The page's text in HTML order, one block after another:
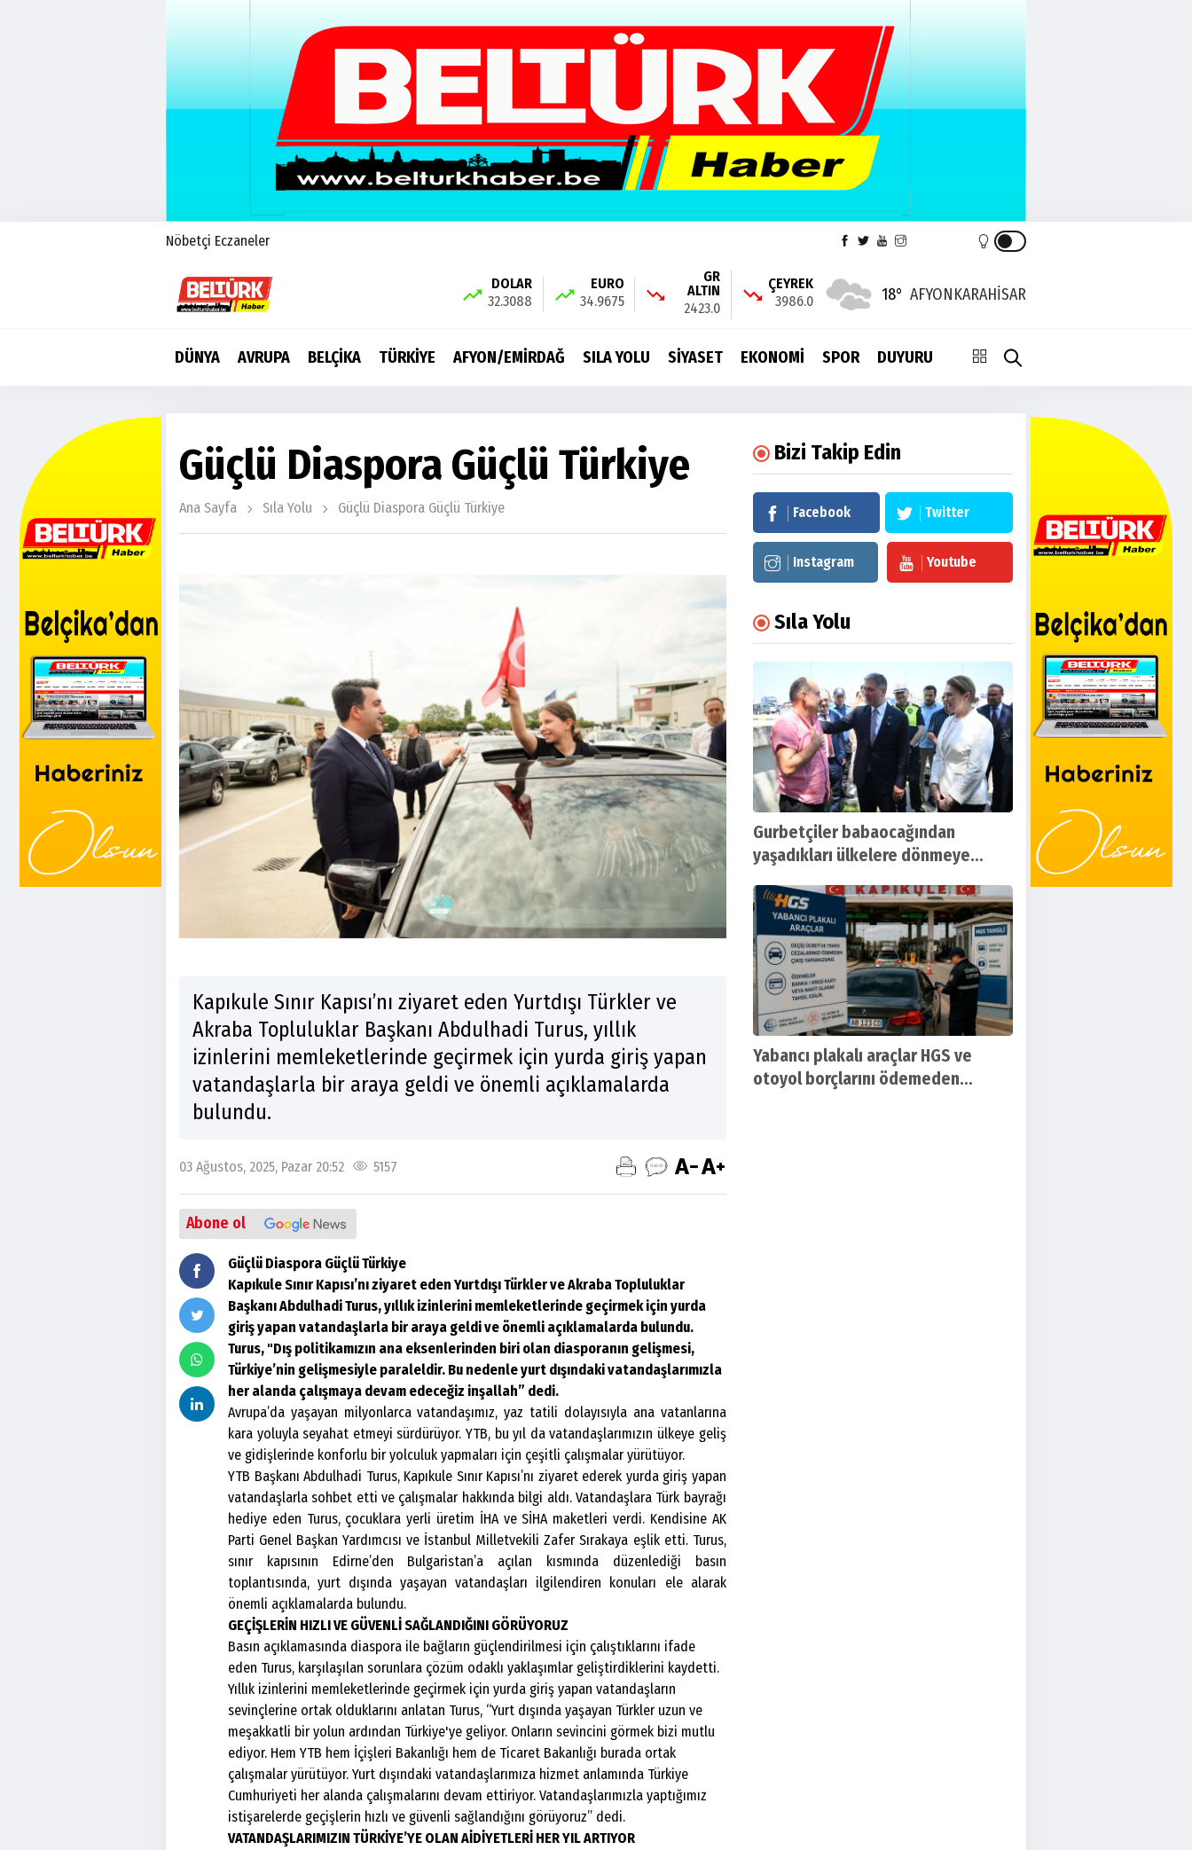
Nöbetçi Eczaneler
DOLAR
32.3088
EURO
34.9675
GR
ALTIN
2423.0
ÇEYREK
3986.0
18° AFYONKARAHISAR
DÜNYA AVRUPA BELÇİKA TÜRKİYE AFYON/EMİRDAĞ SILA YOLU SİYASET EKONOMİ SPOR DUYURU
Güçlü Diaspora Güçlü Türkiye
Ana Sayfa Sıla Yolu Güçlü Diaspora Güçlü Türkiye
Kapıkule Sınır Kapısı’nı ziyaret eden Yurtdışı Türkler ve
Akraba Topluluklar Başkanı Abdulhadi Turus, yıllık
izinlerini memleketlerinde geçirmek için yurda giriş yapan
vatandaşlarla bir araya geldi ve önemli açıklamalarda
bulundu.
03 Ağustos, 2025, Pazar 20:52 5157
Abone ol
Güçlü Diaspora Güçlü Türkiye
Kapıkule Sınır Kapısı’nı ziyaret eden Yurtdışı Türkler ve Akraba Topluluklar
Başkanı Abdulhadi Turus, yıllık izinlerini memleketlerinde geçirmek için yurda
giriş yapan vatandaşlarla bir araya geldi ve önemli açıklamalarda bulundu.
Turus, "Dış politikamızın ana eksenlerinden biri olan diasporanın gelişmesi,
Türkiye’nin gelişmesiyle paraleldir. Bu nedenle yurt dışındaki vatandaşlarımızla
her alanda çalışmaya devam edeceğiz inşallah” dedi.
Avrupa’da yaşayan milyonlarca vatandaşımız, yaz tatili dolayısıyla ana vatanlarına
kara yoluyla seyahat etmeyi sürdürüyor. YTB, bu yıl da vatandaşlarımızın ülkeye geliş
ve gidişlerinde konforlu bir yolculuk yapmaları için çeşitli çalışmalar yürütüyor.
YTB Başkanı Abdulhadi Turus, Kapıkule Sınır Kapısı’nı ziyaret ederek yurda giriş yapan
vatandaşlarla sohbet etti ve çalışmalar hakkında bilgi aldı. Vatandaşlara Türk bayrağı
hediye eden Turus, çocuklara yerli üretim İHA ve SİHA maketleri verdi. Kendisine AK
Parti Genel Başkan Yardımcısı ve İstanbul Milletvekili Zafer Sırakaya eşlik etti. Turus,
sınır kapısının Edirne’den Bulgaristan’a açılan kısmında düzenlediği basın
toplantısında, yurt dışında yaşayan vatandaşları ilgilendiren konuları ele alarak
önemli açıklamalarda bulundu.
GEÇİŞLERİN HIZLI VE GÜVENLİ SAĞLANDIĞINI GÖRÜYORUZ
Basın açıklamasında diaspora ile bağların güçlendirilmesi için çalıştıklarını ifade
eden Turus, karşılaşılan sorunlara çözüm odaklı yaklaşımlar geliştirdiklerini kaydetti.
Yıllık izinlerini memleketlerinde geçirmek için yurda giriş yapan vatandaşların
sevinçlerine ortak olduklarını anlatan Turus, “Yurt dışında yaşayan Türkler uzun ve
meşakkatli bir yolun ardından Türkiye'ye geliyor. Onların sevincini görmek bizi mutlu
ediyor. Hem YTB hem İçişleri Bakanlığı hem de Ticaret Bakanlığı burada ortak
çalışmalar yürütüyor. Yurt dışındaki vatandaşlarımıza hizmet anlamında Türkiye
Cumhuriyeti her alanda çalışmalarını devam ettiriyor. Vatandaşlarımızla yaptığımız
istişarelerde geçişlerin hızlı ve güvenli sağlandığını görüyoruz” dedi.
VATANDAŞLARIMIZIN TÜRKİYE’YE OLAN AİDİYETLERİ HER YIL ARTIYOR
Bizi Takip Edin
Facebook Twitter
Instagram Youtube
Sıla Yolu
Gurbetçiler babaocağından
yaşadıkları ülkelere dönmeye
Yabancı plakalı araçlar HGS ve
otoyol borçlarını ödemeden